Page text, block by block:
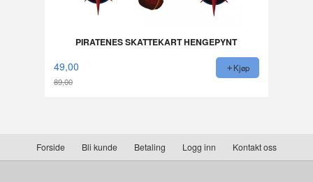
PIRATENES SKATTEKART HENGEPYNT
49,00
89,00
Kjøp
Forside Bli kunde Betaling Logg inn Kontakt oss